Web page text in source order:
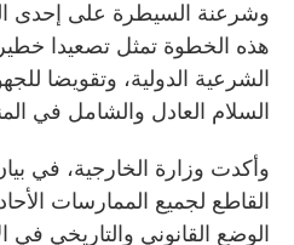
وشرعنة السيطرة على إحدى
هذه الخطوة تمثل تصعيدا
الشرعية الدولية، وتقويضا
السلام العادل والشامل في
وأكدت وزارة الخارجية، في
القاطع لجميع الممارسات
الوضع القانوني والتاريخي في